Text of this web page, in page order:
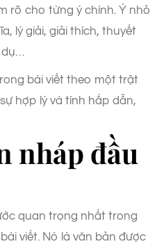
rõ cho từng ý chính. Ý nhỏ
lý giải, giải thích, thuyết
dụ…
bài viết theo một trật
hợp lý và tính hấp dẫn,
nháp đầu
quan trọng nhất trong
viết. Nó là văn bản được